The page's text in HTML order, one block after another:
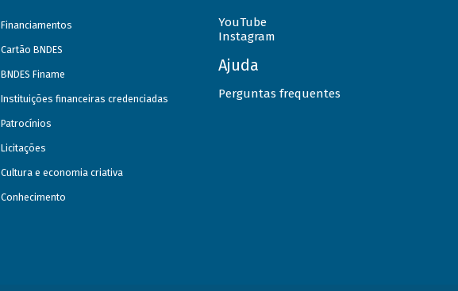
Financiamentos
Cartão BNDES
BNDES Finame
Instituições financeiras credenciadas
Patrocínios
Licitações
Cultura e economia criativa
Conhecimento
YouTube
Instagram
Ajuda
Perguntas frequentes